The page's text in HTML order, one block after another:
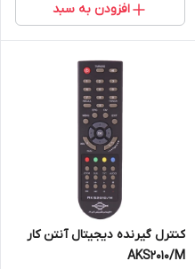
افزودن به سبد
کنترل گیرنده دیجیتال آنتن کار
AKS2010/M